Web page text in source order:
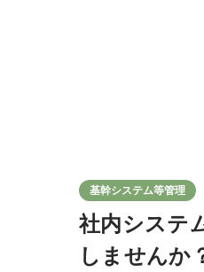
基幹システム等管理
社内システ
しませんか